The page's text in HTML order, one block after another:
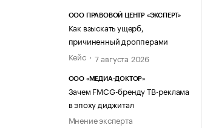
ООО ПРАВОВОЙ ЦЕНТР «ЭКСПЕРТ»
Как взыскать ущерб,
причиненный дропперами
Кейс
7 августа 2026
ООО «МЕДИА-ДОКТОР»
Зачем FMCG-бренду ТВ-реклама
в эпоху диджитал
Мнение эксперта